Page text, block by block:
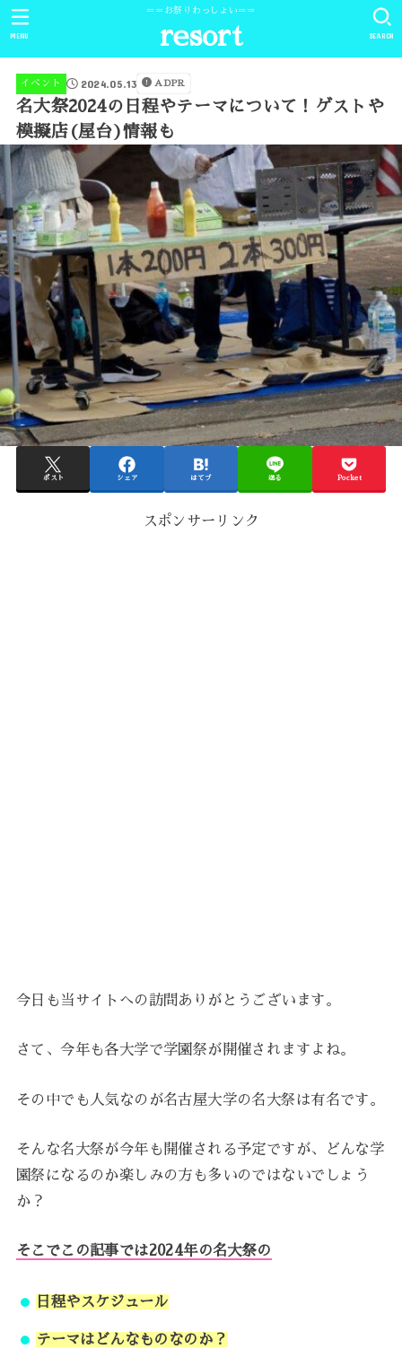
＝＝お祭りわっしょい＝＝
resort SEARCH
MENU
イベント 2024.05.13 ADPR
名大祭2024の日程やテーマについて！ゲストや
模擬店(屋台)情報も
ポスト シェア はてブ 送る Pocket
スポンサーリンク
今日も当サイトへの訪問ありがとうございます。
さて、今年も各大学で学園祭が開催されますよね。
その中でも人気なのが名古屋大学の名大祭は有名です。
そんな名大祭が今年も開催される予定ですが、どんな学
園祭になるのか楽しみの方も多いのではないでしょう
か？
そこでこの記事では2024年の名大祭の
日程やスケジュール
テーマはどんなものなのか？